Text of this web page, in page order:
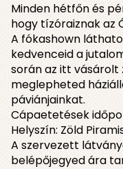
Minden hétfőn és
hogy tízóraiznak az
A fókashown
kedvenceid a
során az itt vásárolt
meglepheted
páviánjainkat.
Cápaetetések
Helyszín: Zöld
A szervezett
belépőjegyed ára